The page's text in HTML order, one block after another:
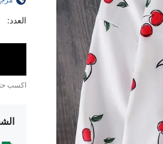
العدد:
اكسب